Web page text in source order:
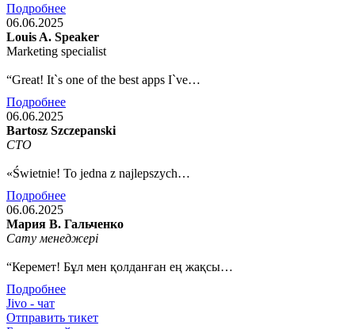
Подробнее
06.06.2025
Louis A. Speaker
Marketing specialist
“Great! It`s one of the best apps I`ve…
Подробнее
06.06.2025
Bartosz Szczepanski
CTO
«Świetnie! To jedna z najlepszych…
Подробнее
06.06.2025
Мария В. Гальченко
Сату менеджері
“Керемет! Бұл мен қолданған ең жақсы…
Подробнее
Jivo - чат
Отправить тикет